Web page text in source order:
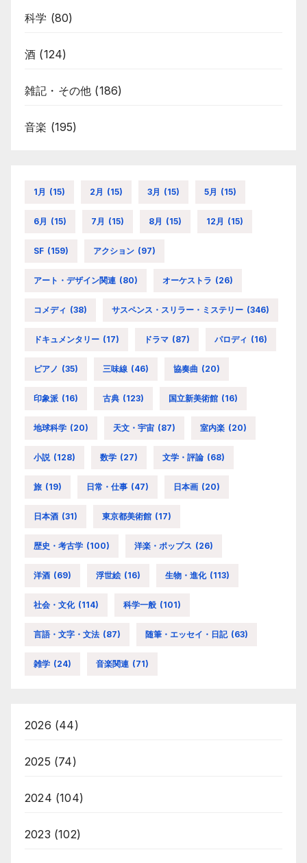
科学 (80)
酒 (124)
雑記・その他 (186)
音楽 (195)
1月 (15) 2月 (15) 3月 (15) 5月 (15)
6月 (15) 7月 (15) 8月 (15) 12月 (15)
SF (159) アクション (97)
アート・デザイン関連 (80) オーケストラ (26)
コメディ (38) サスペンス・スリラー・ミステリー (346)
ドキュメンタリー (17) ドラマ (87) パロディ (16)
ピアノ (35) 三味線 (46) 協奏曲 (20)
印象派 (16) 古典 (123) 国立新美術館 (16)
地球科学 (20) 天文・宇宙 (87) 室内楽 (20)
小説 (128) 数学 (27) 文学・評論 (68)
旅 (19) 日常・仕事 (47) 日本画 (20)
日本酒 (31) 東京都美術館 (17)
歴史・考古学 (100) 洋楽・ポップス (26)
洋酒 (69) 浮世絵 (16) 生物・進化 (113)
社会・文化 (114) 科学一般 (101)
言語・文字・文法 (87) 随筆・エッセイ・日記 (63)
雑学 (24) 音楽関連 (71)
2026 (44)
2025 (74)
2024 (104)
2023 (102)